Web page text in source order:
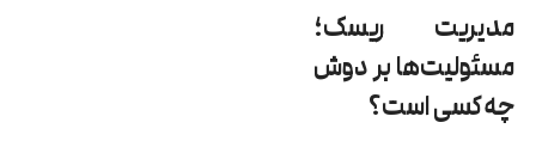
مدیریت ریسک؛
مسئولیت‌ها بر دوش
چه کسی است؟